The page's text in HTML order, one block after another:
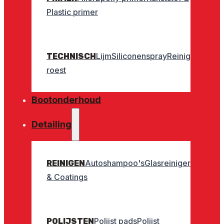
Plastic primer
TECHNISCHLijmSiliconensprayReinigers
roest
Bootonderhoud
Detailing
REINIGENAutoshampoo'sGlasreinigers
& Coatings
POLIJSTENPolijst padsPolijst